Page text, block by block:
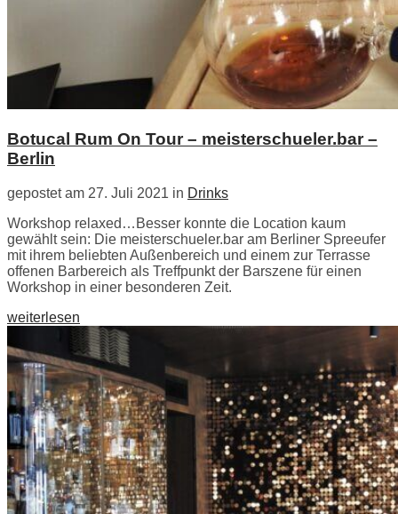
Botucal Rum On Tour – meisterschueler.bar –
Berlin
gepostet am 27. Juli 2021 in Drinks
Workshop relaxed…Besser konnte die Location kaum
gewählt sein: Die meisterschueler.bar am Berliner Spreeufer
mit ihrem beliebten Außenbereich und einem zur Terrasse
offenen Barbereich als Treffpunkt der Barszene für einen
Workshop in einer besonderen Zeit.
weiterlesen